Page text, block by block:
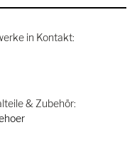
in Kontakt:
& Zubehör: